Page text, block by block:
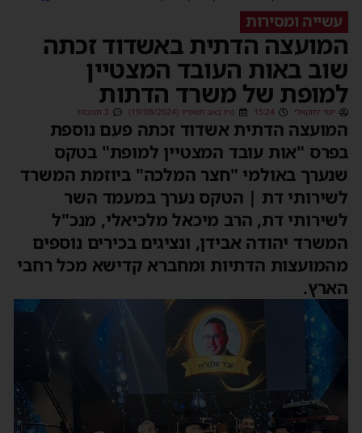
עשייה ומסירות
המועצה הדתית באשדוד זכתה
שוב באות העובד המצטיין
למופת של משרד הדתות
יוסי יחזקאלי 15:24 ט״ו באב תשפ״ד (19/08/2024) 3 תגובות
המועצה הדתית אשדוד זכתה פעם נוספת
בפרס "אות עובד המצטיין למופת" בטקס
שנערך באולמי "חצר המלכה" ביוזמת המשרד
לשירותי דת | הטקס נערך במעמד השר
לשירותי דת, הרב מיכאל מלכיאלי, מנכ"ל
המשרד יהודה אבידן, ונציגים בכירים נוספים
מהמועצות הדתיות ומחברא קדישא מכל רחבי
הארץ.